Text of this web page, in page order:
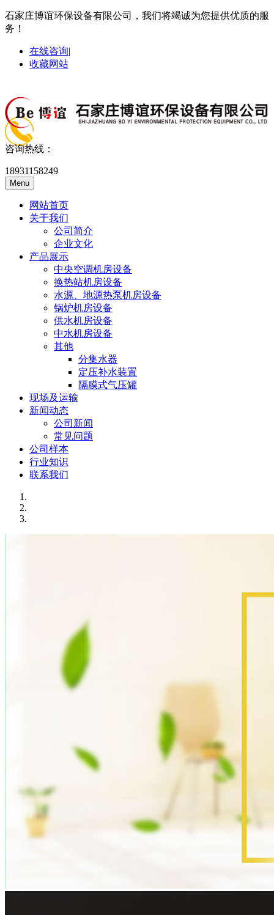
石家庄博谊环保设备有限公司，我们将竭诚为您提供优质的服
务！
在线咨询|
收藏网站
咨询热线：
18931158249
Menu
网站首页
关于我们
公司简介
企业文化
产品展示
中央空调机房设备
换热站机房设备
水源、地源热泵机房设备
锅炉机房设备
供水机房设备
中水机房设备
其他
分集水器
定压补水装置
隔膜式气压罐
现场及运输
新闻动态
公司新闻
常见问题
公司样本
行业知识
联系我们